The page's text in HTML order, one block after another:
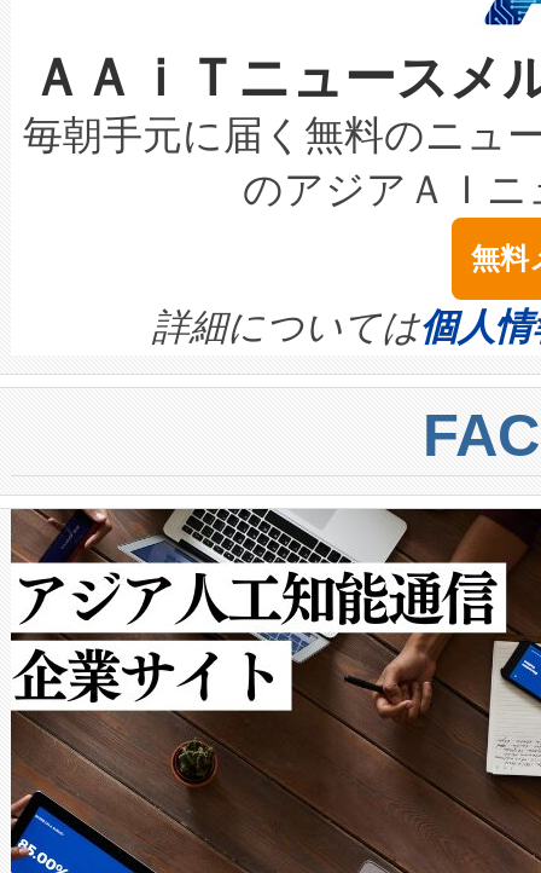
取得できる可能性もあります
設には、3億～4億ドルかか
最高経営責任者（CEO）であ
す。「当社のfully-connected
ームを利用すれば、6,000万
きます。この効率性は、フェ
限を超えて利用可能な電力容
持できるよう貢献します。こ
ービスレベル契約（SLA）違
テリー性能の劣化によるダウ
念は、現在データセンターが
ます。 Voltaiq provides a
quality and reliability for AI
BESS stack to ensure battery
centers. Voltaiqは、ai&のAI
からシステム統合、試運転、
クルの各段階のデータを監視
[…]
なレーザースポットにより、
な環境下でも豊かなディテー
キロメートル範囲を検出
LiDAR for Inspections,
は1535 nmレーザーを搭載。
イズの小径化を実現すること
す。ノーマルモードでは、
ートル先まで検出でき、これ
トに対して約600メートルに
では、反射率10％のターゲッ
で向上し、最大検知距離は
ットだけで最大1キロメート
ルの変電所周囲を監視でき、
作業と点群処理を簡素化でき
Avia 2は、2種類のFOVオプシ
× 80°のノーマルモード、長
ードを切り替えて使用するこ
ＡＡｉＴニュース
毎朝手元に届く無料のニュ
のアジアＡＩ
無料
詳細については個人